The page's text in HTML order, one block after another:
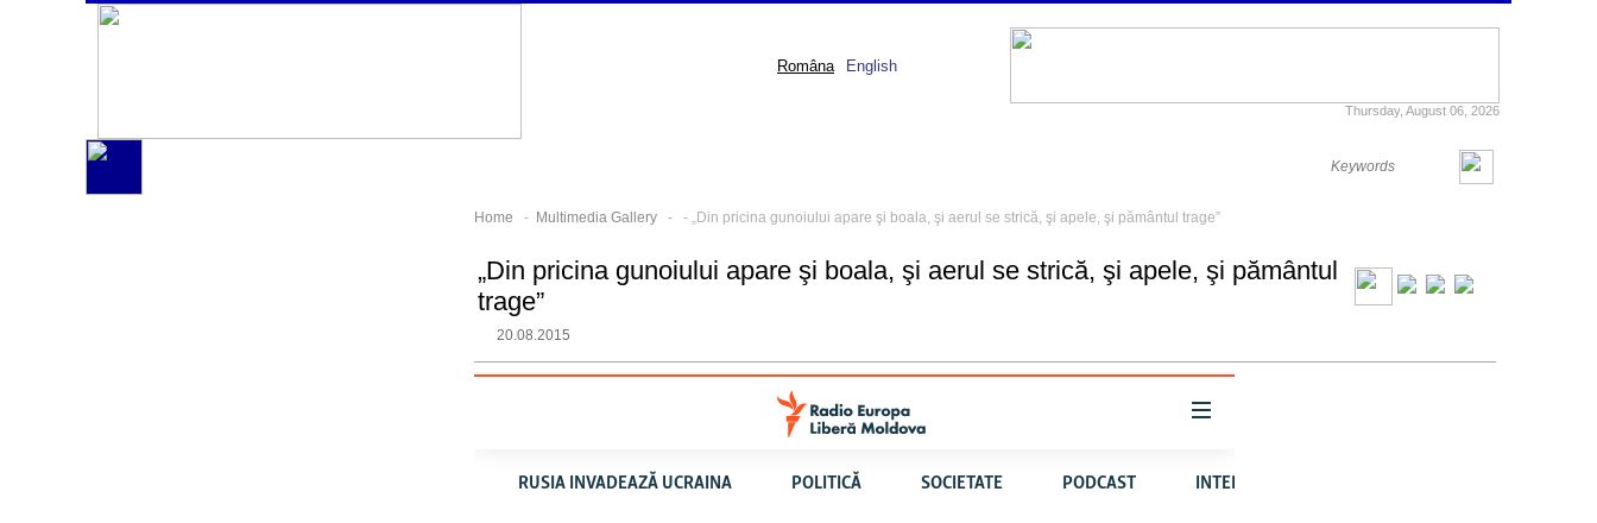
Thursday, August 06, 2026
Româna English
Home - Multimedia Gallery - - „Din pricina gunoiului apare şi boala, şi aerul se strică, şi apele, şi pământul trage”
„Din pricina gunoiului apare şi boala, şi aerul se strică, şi apele, şi pământul
trage”
20.08.2015